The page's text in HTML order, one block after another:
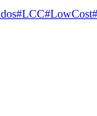
#LCC#LowCost